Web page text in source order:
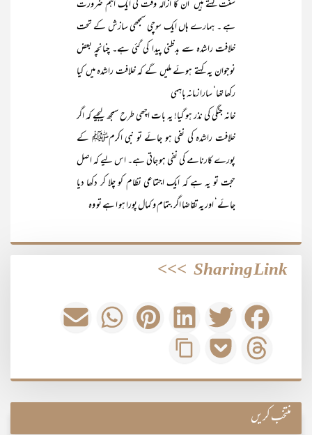
سنت کہتے ہیں‘ ان کا ازالہ وقت کی ایک اہم ضرورت
ہے ۔ ہمارے ہاں ایک سوچی سمجھی سازش کے تحت
خلافت راشدہ سے بدظنی پیدا کی گئی ہے۔ چنانچہ بعض
نوجوان یہ کہتے ہوئے ملیں گے کہ خلافت راشدہ میں کیا
رکھا تھا‘ سارا زمانہ باہمی
خانہ جنگی کی نذر ہو گیا! یہ بات اچھی طرح سمجھ لیجیے کہ اگر
خلافت راشدہ کی نفی ہو جائے تو نبی اکرمﷺ کے
پورے کارنامے کی نفی ہو جاتی ہے۔ اس لیے کہ اصل
حجت تو یہ ہے کہ ایک اجتماعی نظام کو چلا کر دکھا دیا
جائے‘ اور یہ تقاضا اگر بتمام و کمال پورا ہو ا ہے تو وہ
Sharing Link
>>>
منتخب کریں